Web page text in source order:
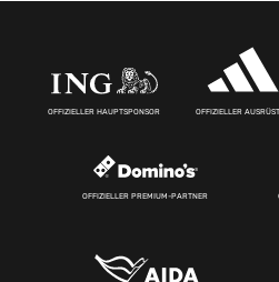
OFFIZIELLER HAUPTSPONSOR OFFIZIELLER
OFFIZIELLER PREMIUM-PARTNER